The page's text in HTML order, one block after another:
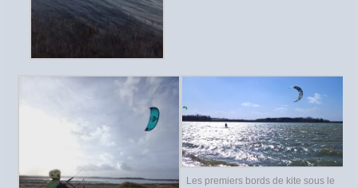
Les premiers bords de kite sous le